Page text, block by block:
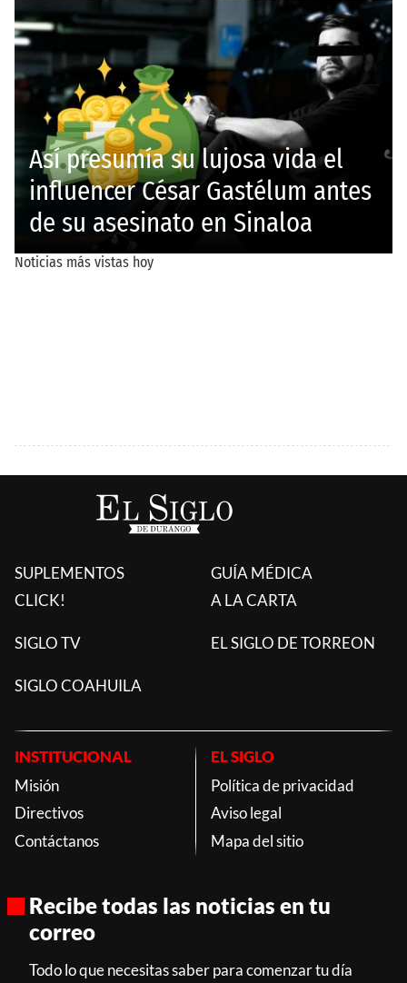
SUPLEMENTOS
CLICK!
GUÍA MÉDICA
A LA CARTA
SIGLO TV EL SIGLO DE TORREON
SIGLO COAHUILA
INSTITUCIONAL
Misión
Directivos
Contáctanos
EL SIGLO
Política de privacidad
Aviso legal
Mapa del sitio
Recibe todas las noticias en tu
correo
Todo lo que necesitas saber para comenzar tu día